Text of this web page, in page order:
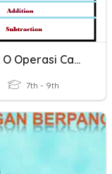
Paket O Operasi Campuran Bilangan
7th - 9th